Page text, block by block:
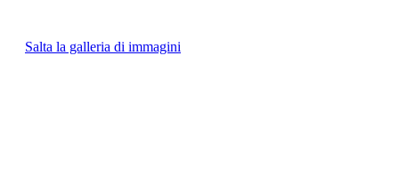
Salta la galleria di immagini